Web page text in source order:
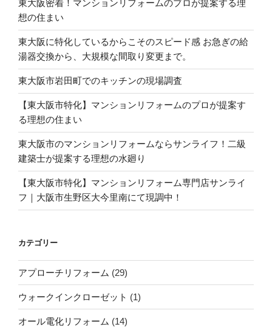
東大阪密着！マンションリフォームのプロが提案する理
想の住まい
東大阪に特化しているからこそのスピード感 お急ぎの給
湯器交換から、大規模な間取り変更まで。
東大阪市岩田町でのキッチンの現場調査
【東大阪市特化】マンションリフォームのプロが提案す
る理想の住まい
東大阪市のマンションリフォームならサンライフ！二級
建築士が提案する理想の水廻り
【東大阪市特化】マンションリフォーム専門店サンライ
フ｜大阪市生野区大今里南にて現調中！
カテゴリー
アプローチリフォーム (29)
ウォークインクローゼット (1)
オール電化リフォーム (14)